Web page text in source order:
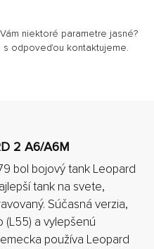
niektoré parametre jasné?
s odpoveďou kontaktujeme.
2 A6/A6M
bol bojový tank Leopard
tank na svete,
Súčasná verzia,
(L55) a vylepšenú
používa Leopard